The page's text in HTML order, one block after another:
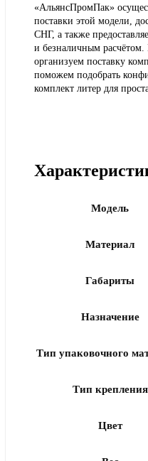
«АльянсПромПак»
поставки этой модели,
СНГ, а также
и безналичным
организуем поставку
поможем подобрать
комплект литер для
Модель
Материал
Габариты
Назначение
Тип упаковочного
Тип крепления
Цвет